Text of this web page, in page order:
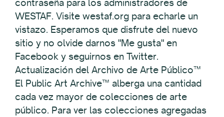
contraseña para los administradores de
WESTAF. Visite westaf.org para echarle un
vistazo. Esperamos que disfrute del nuevo
sitio y no olvide darnos "Me gusta" en
Facebook y seguirnos en Twitter.
Actualización del Archivo de Arte Público™
El Public Art Archive™ alberga una cantidad
cada vez mayor de colecciones de arte
público. Para ver las colecciones agregadas